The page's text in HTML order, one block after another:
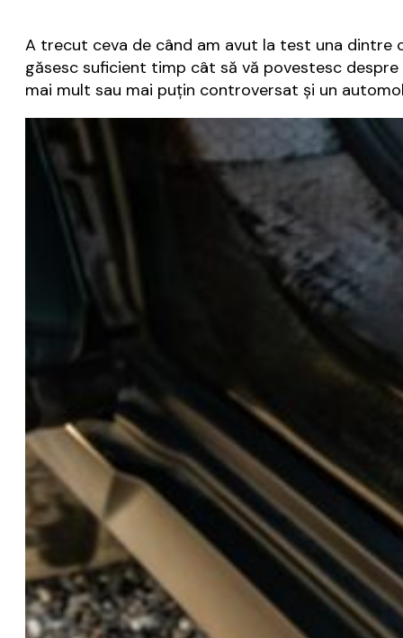
A trecut ceva de când am avut la test una dintre
găsesc suficient timp cât să vă povestesc
mai mult sau mai puțin controversat și un